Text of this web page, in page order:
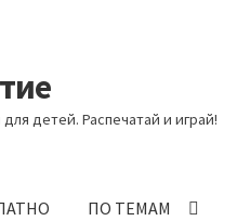
детей. Распечатай и играй!
ПО ТЕМАМ